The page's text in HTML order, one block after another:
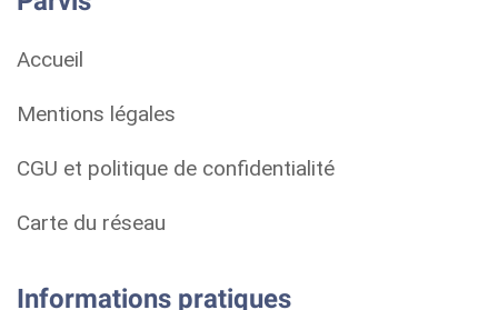
Accueil
Mentions légales
CGU et politique de confidentialité
Carte du réseau
Informations pratiques